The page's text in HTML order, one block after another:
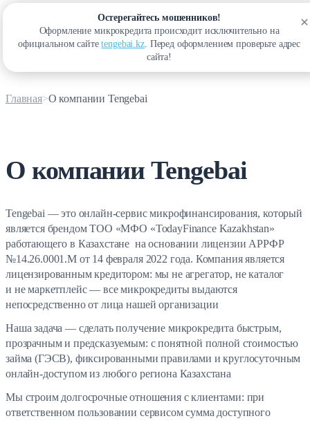
Остерегайтесь мошенников!
Оформление микрокредита происходит исключительно на
официальном сайтеtengebai.kz. Перед оформлением проверьте адрес
сайта!
Войти
Главная О компании Tengebai
О компании Tengebai
Tengebai — это онлайн-сервис микрофинансирования, который
является брендом ТОО «МФО «TodayFinance Kazakhstan»
работающего в Казахстане на основании лицензии АРРФР
№14.26.0001.Мот 14 февраля 2022 года. Компания является
лицензированным кредитором: мы не агрегатор, не каталог
и не маркетплейс — все микрокредиты выдаются
непосредственно от лица нашей организации
Наша задача — сделать получение микрокредита быстрым,
прозрачным и предсказуемым: с понятной полной стоимостью
займа (ГЭСВ), фиксированными правилами и круглосуточным
онлайн-доступом из любого региона Казахстана
Мы строим долгосрочные отношения с клиентами: при
ответственном пользовании сервисом сумма доступного